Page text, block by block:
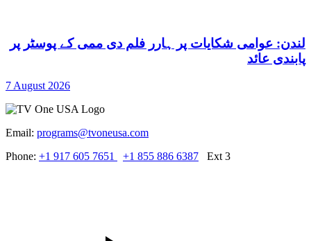
لندن: عوامی شکایات پر ہارر فلم دی ممی کے پوسٹر پر
پابندی عائد
7 August 2026
Email: programs@tvoneusa.com
Phone: +1 917 605 7651 +1 855 886 6387 Ext 3